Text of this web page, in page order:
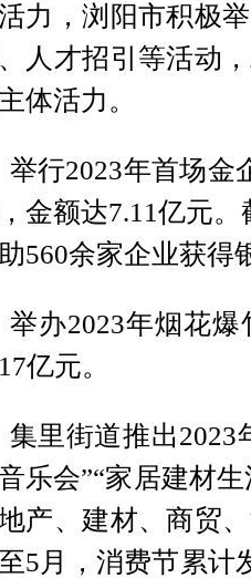
力，浏阳市积极
人才招引等活动
体活力。
举行2023年首场金
金额达7.11亿元
560余家企业获得
举办2023年烟花
亿元。
集里街道推出2023
乐会”“家居建材
产、建材、商贸
5月，消费节累计